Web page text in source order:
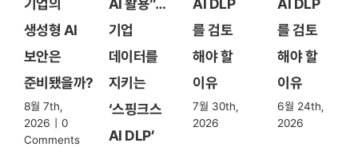
기업의
생성형 AI
보안은
준비됐을까?
8월 7th,
2026 | 0
Comments
AI 활용”…
기업
데이터를
지키는
‘스핑크스
AI DLP’
AI DLP
를 검토
해야 할
이유
7월 30th,
2026
AI DLP
를 검토
해야 할
이유
6월 24th,
2026